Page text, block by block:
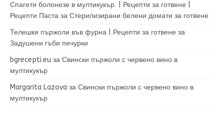
Спагети болонезе в мултикукър | Рецепти за готвене |
Рецепти Паста за Стерилизирани белени домати за готвене
Телешки пържоли във фурна | Рецепти за готвене за
Задушени гъби печурки
bgrecepti.eu за Свински пържоли с червено вино в
мултикукър
Margarita Lazova за Свински пържоли с червено вино в
мултикукър